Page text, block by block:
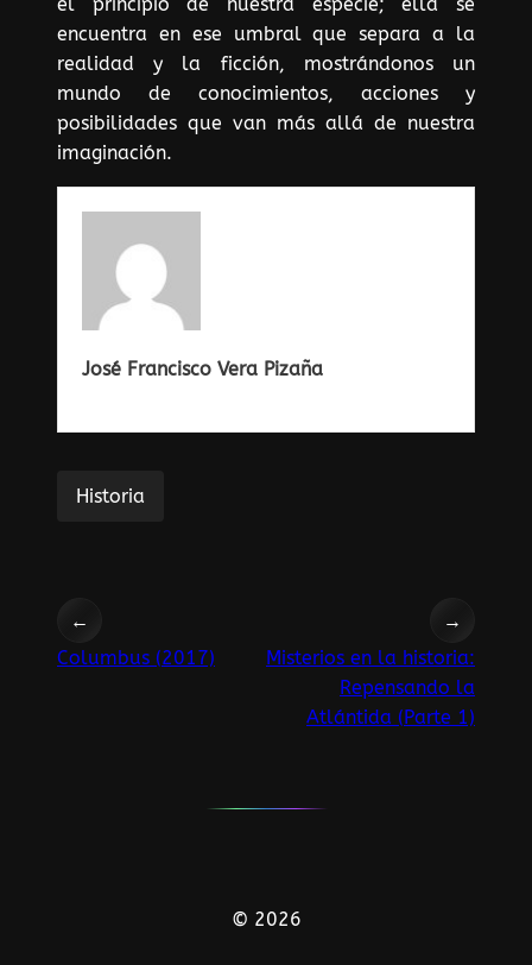
encuentra en ese umbral que separa a la
realidad y la ficción, mostrándonos un
mundo de conocimientos, acciones y
posibilidades que van más allá de nuestra
imaginación.
José Francisco Vera Pizaña
Historia
←
Columbus (2017)
Misterios en la historia:
Repensando la
Atlántida (Parte 1)
→
© 2026